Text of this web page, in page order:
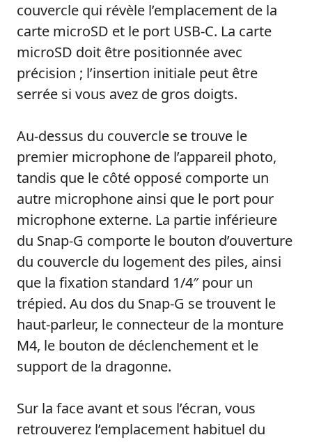
couvercle qui révèle l’emplacement de la
carte microSD et le port USB-C. La carte
microSD doit être positionnée avec
précision ; l’insertion initiale peut être
serrée si vous avez de gros doigts.
Au-dessus du couvercle se trouve le
premier microphone de l’appareil photo,
tandis que le côté opposé comporte un
autre microphone ainsi que le port pour
microphone externe. La partie inférieure
du Snap-G comporte le bouton d’ouverture
du couvercle du logement des piles, ainsi
que la fixation standard 1/4″ pour un
trépied. Au dos du Snap-G se trouvent le
haut-parleur, le connecteur de la monture
M4, le bouton de déclenchement et le
support de la dragonne.
Sur la face avant et sous l’écran, vous
retrouverez l’emplacement habituel du